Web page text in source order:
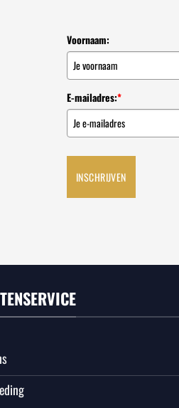
Voornaam:
E-mailadres:*
INSCHRIJVEN